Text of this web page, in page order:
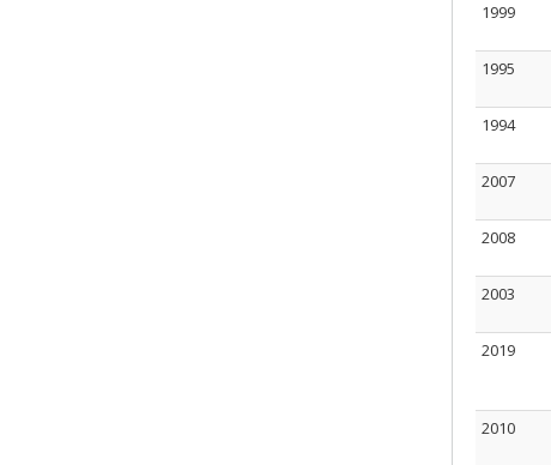
1999
1995
1994
2007
2008
2003
2019
2010